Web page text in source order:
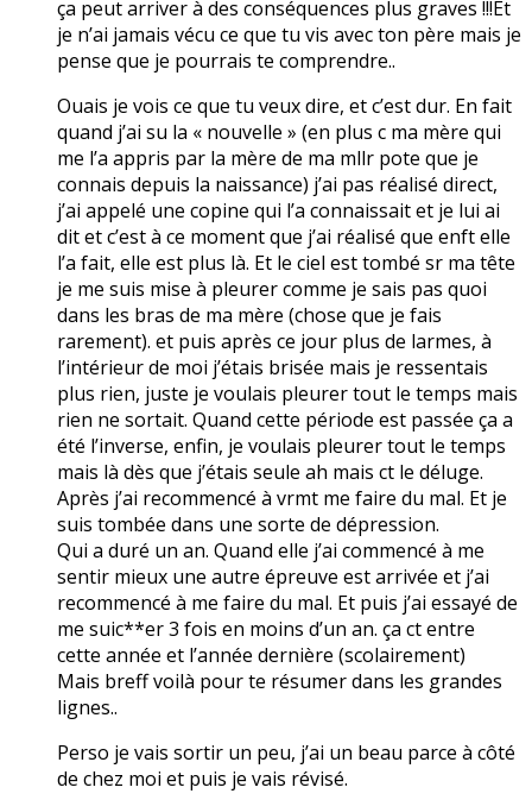
ça peut arriver à des conséquences plus graves !!!Et
je n’ai jamais vécu ce que tu vis avec ton père mais je
pense que je pourrais te comprendre..
Ouais je vois ce que tu veux dire, et c’est dur. En fait
quand j’ai su la « nouvelle » (en plus c ma mère qui
me l’a appris par la mère de ma mllr pote que je
connais depuis la naissance) j’ai pas réalisé direct,
j’ai appelé une copine qui l’a connaissait et je lui ai
dit et c’est à ce moment que j’ai réalisé que enft elle
l’a fait, elle est plus là. Et le ciel est tombé sr ma tête
je me suis mise à pleurer comme je sais pas quoi
dans les bras de ma mère (chose que je fais
rarement). et puis après ce jour plus de larmes, à
l’intérieur de moi j’étais brisée mais je ressentais
plus rien, juste je voulais pleurer tout le temps mais
rien ne sortait. Quand cette période est passée ça a
été l’inverse, enfin, je voulais pleurer tout le temps
mais là dès que j’étais seule ah mais ct le déluge.
Après j’ai recommencé à vrmt me faire du mal. Et je
suis tombée dans une sorte de dépression.
Qui a duré un an. Quand elle j’ai commencé à me
sentir mieux une autre épreuve est arrivée et j’ai
recommencé à me faire du mal. Et puis j’ai essayé de
me suic**er 3 fois en moins d’un an. ça ct entre
cette année et l’année dernière (scolairement)
Mais breff voilà pour te résumer dans les grandes
lignes..
Perso je vais sortir un peu, j’ai un beau parce à côté
de chez moi et puis je vais révisé.